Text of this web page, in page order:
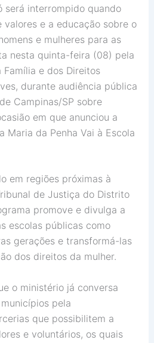
será interrompido quando
valores e a educação sobre o
e mulheres para as
nesta quinta-feira (08) pela
e dos Direitos
durante audiência pública
Campinas/SP sobre
em que anunciou a
Maria da Penha Vai à Escola
em regiões próximas à
de Justiça do Distrito
promove e divulga a
escolas públicas como
gerações e transformá-las
dos direitos da mulher.
o ministério já conversa
pela
que possibilitem a
e voluntários, os quais